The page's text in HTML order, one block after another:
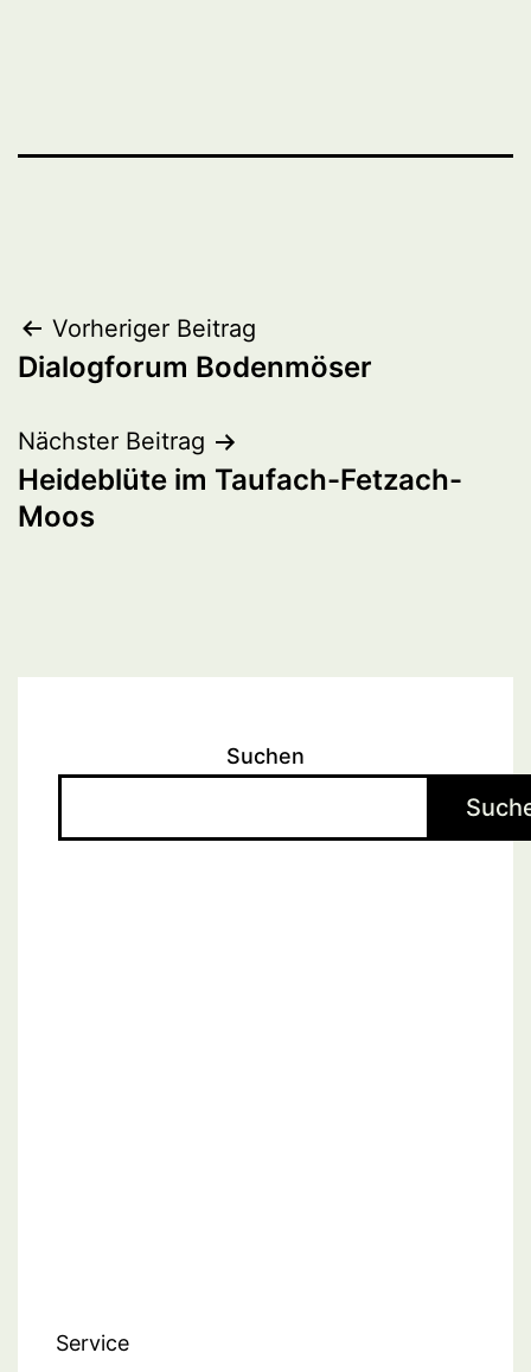
Beitragsnavigation
Vorheriger Beitrag
Dialogforum Bodenmöser
Nächster Beitrag
Heideblüte im Taufach-Fetzach-
Moos
Suchen
Service